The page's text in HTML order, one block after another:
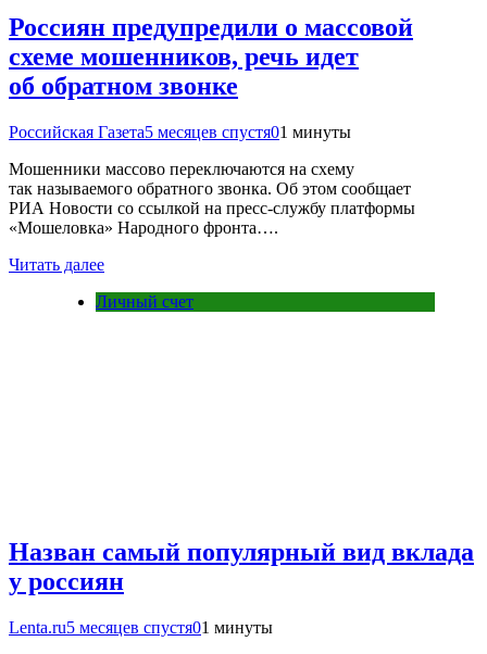
Россиян предупредили о массовой
схеме мошенников, речь идет
об обратном звонке
Российская Газета5 месяцев спустя01 минуты
Мошенники массово переключаются на схему
так называемого обратного звонка. Об этом сообщает
РИА Новости со ссылкой на пресс-службу платформы
«Мошеловка» Народного фронта….
Читать далее
Личный счет
Назван самый популярный вид вклада
у россиян
Lenta.ru5 месяцев спустя01 минуты